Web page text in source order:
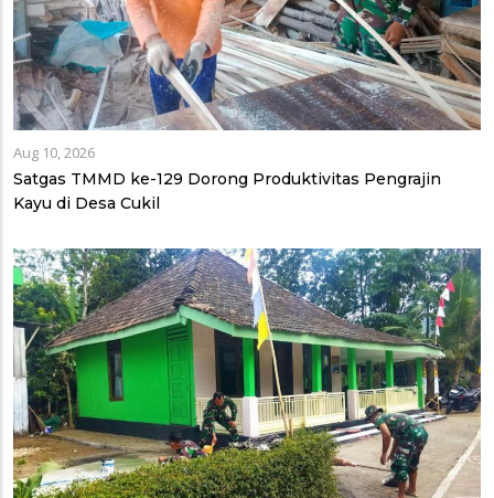
Aug 10, 2026
Satgas TMMD ke-129 Dorong Produktivitas Pengrajin
Kayu di Desa Cukil